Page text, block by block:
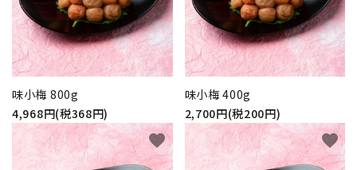
ご利用ガイド
プライバシーポリシー
特定商取引法について
お問い合わせ
味小梅 800g
4,968円(税368円)
味小梅 400g
2,700円(税200円)
favorite favorite